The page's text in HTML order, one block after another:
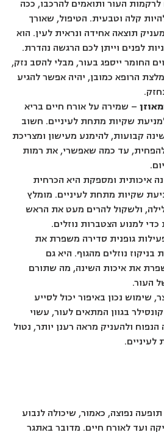
לרקמות העור ותואמים להרכבו, ככה
קלה וטבעית. הטיפול, שאורך
מעניק תוצאה אחידה ונראית לעין. הוא
לפנים וייתן לכם הרגשה נהדרת.
החומר ייספג בעור, מבלי להסב נזק,
הרופא כמובן, יהיה אפשר להגיע
– שמירה על אורח חיים בריא
שקיות מתחת לעיניים. חשוב
קבועות, להימנע מעישון ומצריכת
עד כמה שאפשרי, את רמות
איכותית ומספקת היא הכרחית
שקיות מתחת לעיניים. מומלץ
שעות בלילה, ולשקול להרים מעט את הראש
למנוע הצטברות נוזלים.
גופנית סדירה משפרת את
נוזלים מהגוף. היא גם
את איכות השינה, מה שתורם
העור.
שימוש נכון באיפור יכול לסייע
בגוון המתאים לעור, עשוי
ולהעניק מראה רענן יותר, נטול
נפוצה, כאמור, שיכולה לנבוע
ועד לאורח חיים. מדובר באתגר